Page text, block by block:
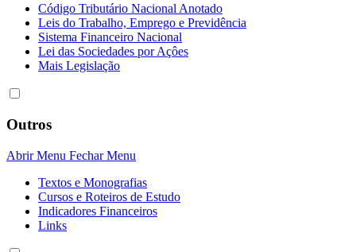
Código Tributário Nacional Anotado
Leis do Trabalho, Emprego e Previdência
Sistema Financeiro Nacional
Lei das Sociedades por Açôes
Mais Legislação
Outros
Abrir Menu Fechar Menu
Textos e Monografias
Cursos e Roteiros de Estudo
Indicadores Financeiros
Links